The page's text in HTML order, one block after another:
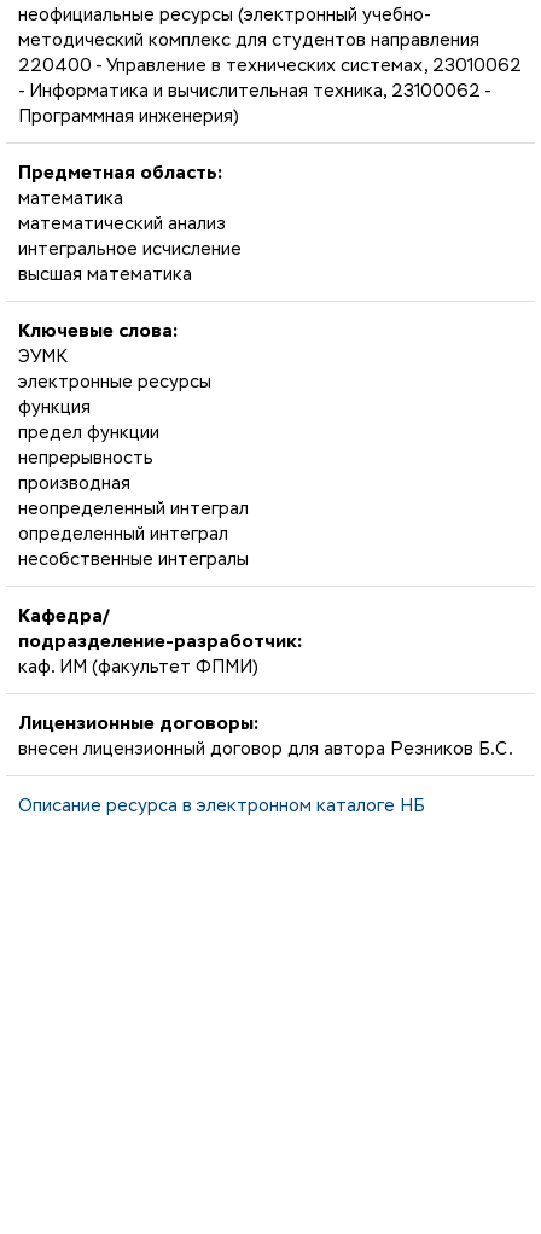
неофициальные ресурсы (электронный учебно-
методический комплекс для студентов направления
220400 - Управление в технических системах, 23010062
- Информатика и вычислительная техника, 23100062 -
Программная инженерия)
Предметная область:
математика
математический анализ
интегральное исчисление
высшая математика
Ключевые слова:
ЭУМК
электронные ресурсы
функция
предел функции
непрерывность
производная
неопределенный интеграл
определенный интеграл
несобственные интегралы
Кафедра/
подразделение-разработчик:
каф. ИМ (факультет ФПМИ)
Лицензионные договоры:
внесен лицензионный договор для автора Резников Б.С.
Описание ресурса в электронном каталоге НБ